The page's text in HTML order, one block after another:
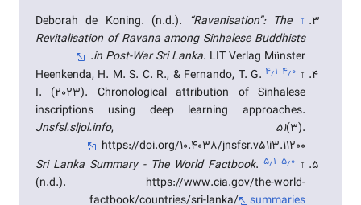
↑
Deborah de Koning. (n.d.). “Ravanisation”: The
Revitalisation of Ravana among Sinhalese Buddhists
in Post-War Sri Lanka. LIT Verlag Münster.
↑ ۴٫۰ ۴٫۱
Heenkenda, H. M. S. C. R., & Fernando, T. G.
I. (2023). Chronological attribution of Sinhalese
inscriptions using deep learning approaches.
Jnsfsl.sljol.info, 51(3).
https://doi.org/10.4038/jnsfsr.v51i3.11200
↑ ۵٫۰ ۵٫۱ Sri Lanka Summary - The World Factbook.
(n.d.). https://www.cia.gov/the-world-
factbook/countries/sri-lanka/
summaries